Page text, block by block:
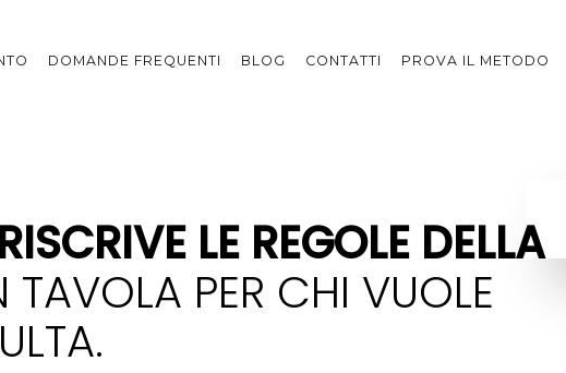
DOMANDE FREQUENTI BLOG CONTATTI PROVA IL METODO
LE REGOLE DELLA
PER CHI VUOLE